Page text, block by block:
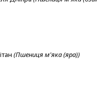
(Пшениця м'яка (яра))